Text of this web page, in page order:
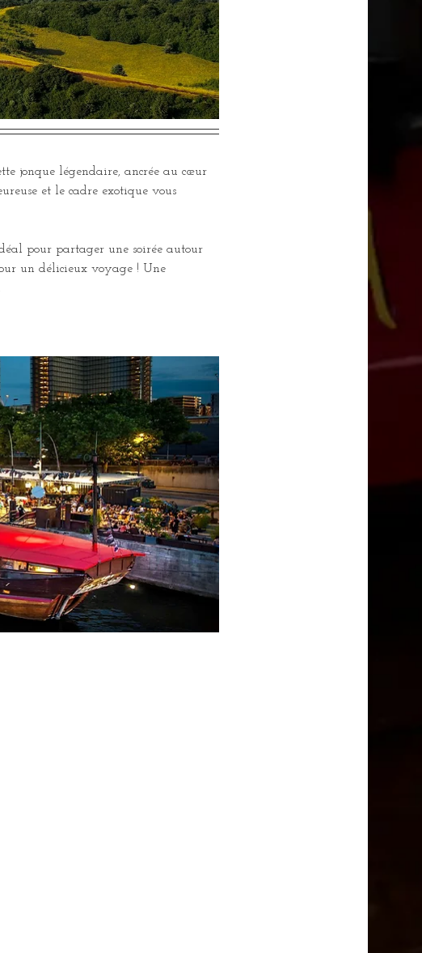
jonque légendaire, ancrée au cœur
et le cadre exotique vous
pour partager une soirée autour
un délicieux voyage ! Une